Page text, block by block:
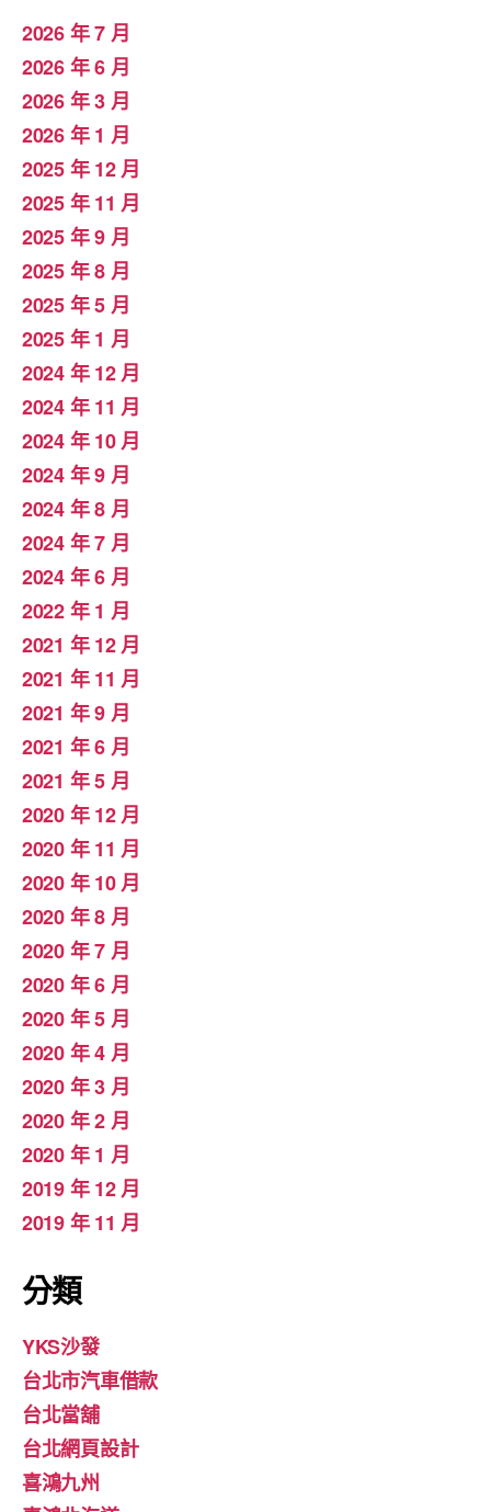
2026 年 7 月
2026 年 6 月
2026 年 3 月
2026 年 1 月
2025 年 12 月
2025 年 11 月
2025 年 9 月
2025 年 8 月
2025 年 5 月
2025 年 1 月
2024 年 12 月
2024 年 11 月
2024 年 10 月
2024 年 9 月
2024 年 8 月
2024 年 7 月
2024 年 6 月
2022 年 1 月
2021 年 12 月
2021 年 11 月
2021 年 9 月
2021 年 6 月
2021 年 5 月
2020 年 12 月
2020 年 11 月
2020 年 10 月
2020 年 8 月
2020 年 7 月
2020 年 6 月
2020 年 5 月
2020 年 4 月
2020 年 3 月
2020 年 2 月
2020 年 1 月
2019 年 12 月
2019 年 11 月
分類
YKS沙發
台北市汽車借款
台北當舖
台北網頁設計
喜鴻九州